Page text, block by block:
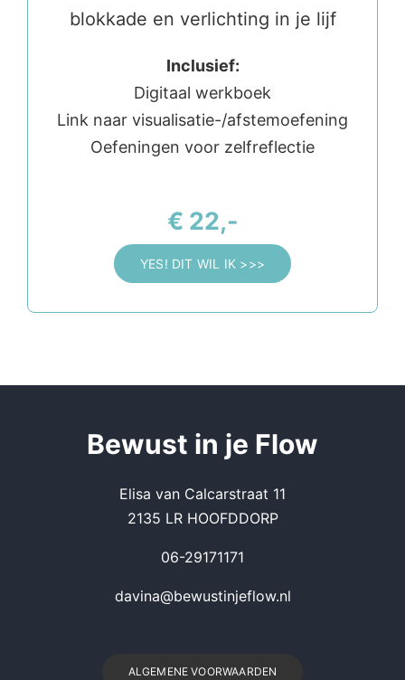
blokkade en verlichting in je lijf
Inclusief:
Digitaal werkboek
Link naar visualisatie-/afstemoefening
Oefeningen voor zelfreflectie
€ 22,-
YES! DIT WIL IK >>>
Bewust in je Flow
Elisa van Calcarstraat 11
2135 LR HOOFDDORP
06-29171171
davina@bewustinjeflow.nl
ALGEMENE VOORWAARDEN